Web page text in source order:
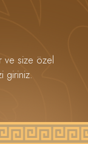
ve size özel
giriniz.